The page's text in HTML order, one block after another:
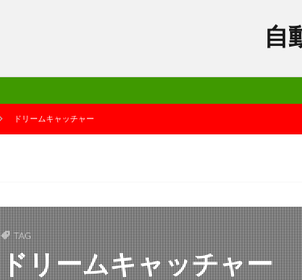
自
ドリームキャッチャー
TAG
ドリームキャッチャー